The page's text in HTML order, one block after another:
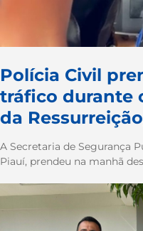
Polícia Civil
tráfico durante
da
A Secretaria de Segurança
Piauí, prendeu na manhã